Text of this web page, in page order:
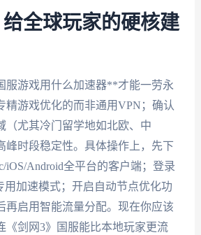
全球玩家的硬核建
服游戏用什么加速器**才能一劳永
精游戏优化的而非通用VPN；确认
（尤其冷门留学地如北欧、中
峰时段稳定性。具体操作上，先下
iOS/Android全平台的客户端；登录
加速模式；开启自动节点优化功
再启用智能流量分配。现在你应该
《剑网3》国服能比本地玩家更流